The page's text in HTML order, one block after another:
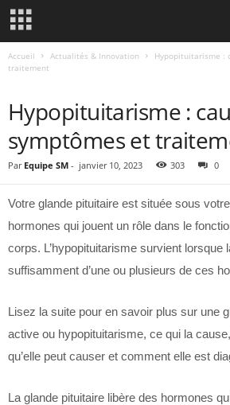
Accueil Actualités & Innovation
Hypopituitarisme :
traitement
Hypopituitarisme :
symptômes et
Par Equipe SM - janvier 10, 2023 303 0
Votre glande pituitaire est située sous
hormones qui jouent un rôle dans le
corps. L’hypopituitarisme survient lorsque
suffisamment d’une ou plusieurs de ces
Lisez la suite pour en savoir plus sur une
active ou hypopituitarisme, ce qui la
qu’elle peut causer et comment elle est
La glande pituitaire libère des hormones